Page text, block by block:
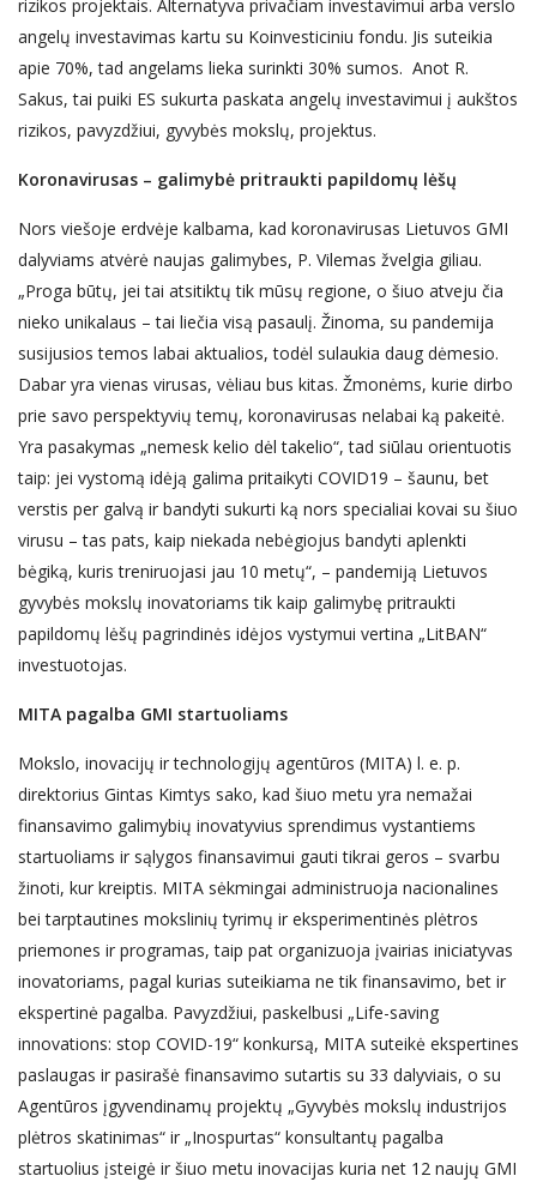
rizikos projektais. Alternatyva privačiam investavimui arba verslo
angelų investavimas kartu su Koinvesticiniu fondu. Jis suteikia
apie 70%, tad angelams lieka surinkti 30% sumos. Anot R.
Sakus, tai puiki ES sukurta paskata angelų investavimui į aukštos
rizikos, pavyzdžiui, gyvybės mokslų, projektus.
Koronavirusas – galimybė pritraukti papildomų lėšų
Nors viešoje erdvėje kalbama, kad koronavirusas Lietuvos GMI
dalyviams atvėrė naujas galimybes, P. Vilemas žvelgia giliau.
„Proga būtų, jei tai atsitiktų tik mūsų regione, o šiuo atveju čia
nieko unikalaus – tai liečia visą pasaulį. Žinoma, su pandemija
susijusios temos labai aktualios, todėl sulaukia daug dėmesio.
Dabar yra vienas virusas, vėliau bus kitas. Žmonėms, kurie dirbo
prie savo perspektyvių temų, koronavirusas nelabai ką pakeitė.
Yra pasakymas „nemesk kelio dėl takelio“, tad siūlau orientuotis
taip: jei vystomą idėją galima pritaikyti COVID19 – šaunu, bet
verstis per galvą ir bandyti sukurti ką nors specialiai kovai su šiuo
virusu – tas pats, kaip niekada nebėgiojus bandyti aplenkti
bėgiką, kuris treniruojasi jau 10 metų“, – pandemiją Lietuvos
gyvybės mokslų inovatoriams tik kaip galimybę pritraukti
papildomų lėšų pagrindinės idėjos vystymui vertina „LitBAN“
investuotojas.
MITA pagalba GMI startuoliams
Mokslo, inovacijų ir technologijų agentūros (MITA) l. e. p.
direktorius Gintas Kimtys sako, kad šiuo metu yra nemažai
finansavimo galimybių inovatyvius sprendimus vystantiems
startuoliams ir sąlygos finansavimui gauti tikrai geros – svarbu
žinoti, kur kreiptis. MITA sėkmingai administruoja nacionalines
bei tarptautines mokslinių tyrimų ir eksperimentinės plėtros
priemones ir programas, taip pat organizuoja įvairias iniciatyvas
inovatoriams, pagal kurias suteikiama ne tik finansavimo, bet ir
ekspertinė pagalba. Pavyzdžiui, paskelbusi „Life-saving
innovations: stop COVID-19“ konkursą, MITA suteikė ekspertines
paslaugas ir pasirašė finansavimo sutartis su 33 dalyviais, o su
Agentūros įgyvendinamų projektų „Gyvybės mokslų industrijos
plėtros skatinimas“ ir „Inospurtas“ konsultantų pagalba
startuolius įsteigė ir šiuo metu inovacijas kuria net 12 naujų GMI